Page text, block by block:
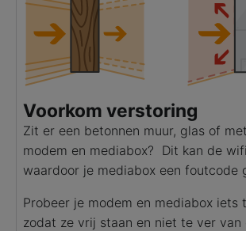
Voorkom verstoring
Zit er een betonnen muur, glas of
modem en mediabox? Dit kan de
waardoor je mediabox een foutcode
Probeer je modem en mediabox iets
zodat ze vrij staan en niet te ver van